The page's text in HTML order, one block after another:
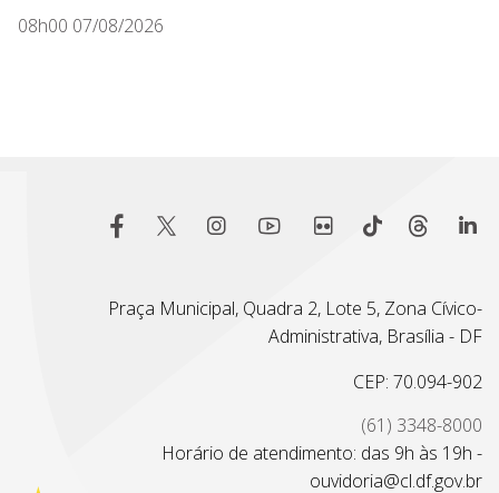
08h00 07/08/2026
Praça Municipal, Quadra 2, Lote 5, Zona Cívico-
Administrativa, Brasília - DF
CEP: 70.094-902
(61) 3348-8000
Horário de atendimento: das 9h às 19h -
ouvidoria@cl.df.gov.br